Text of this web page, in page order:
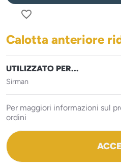
favorite_border
Calotta anteriore
UTILIZZATO PER...
Sirman
Per maggiori informazioni sul
ordini